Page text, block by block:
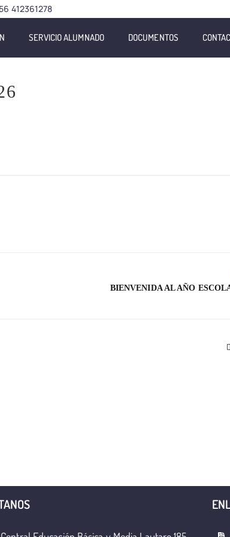
412361278
SERVICIO ALUMNADO DOCUMENTOS
BIENVENIDA AL AÑO